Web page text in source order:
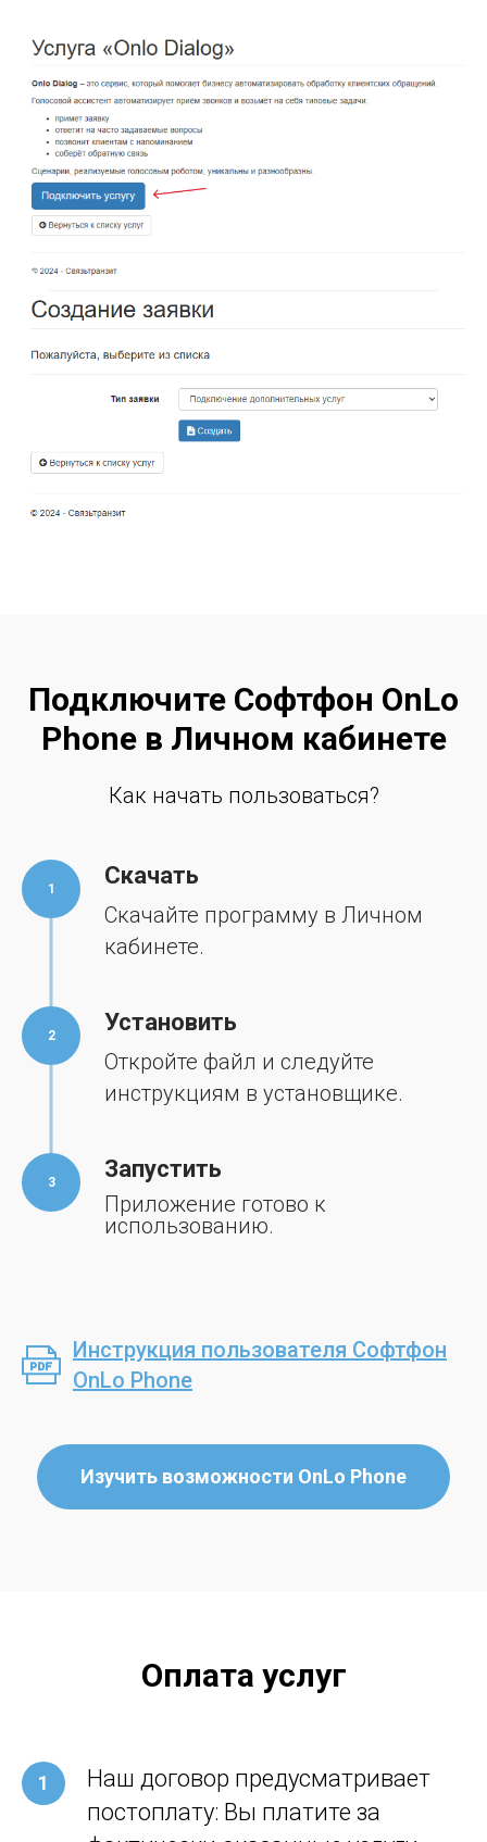
Подключите Софтфон OnLo
Phone в Личном кабинете
Как начать пользоваться?
1 Скачать
Скачайте программу в Личном
кабинете.
2 Установить
Откройте файл и следуйте
инструкциям в установщике.
3 Запустить
Приложение готово к
использованию.
Инструкция пользователя Софтфон
OnLo Phone
Изучить возможности OnLo Phone
Оплата услуг
Наш договор предусматривает
постоплату: Вы платите за